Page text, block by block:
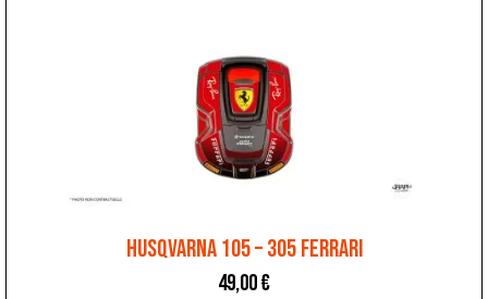
HUSQVARNA 105 – 305 FERRARI
49,00€